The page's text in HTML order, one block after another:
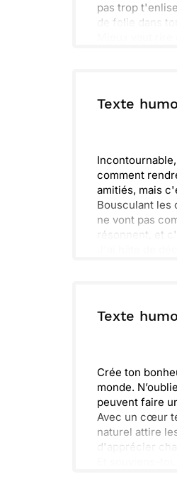
pas trop
de folie dans
Texte
comment
amitiés, mais
Bousculant les
ne vont pas
résonnent, et
Texte
Crée ton
monde.
peuvent faire
Avec un cœur
naturel attire
d'apprécier